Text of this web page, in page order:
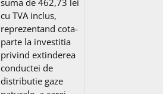
suma de 462,73 lei
cu TVA inclus,
reprezentand cota-
parte la investitia
privind extinderea
conductei de
distributie gaze